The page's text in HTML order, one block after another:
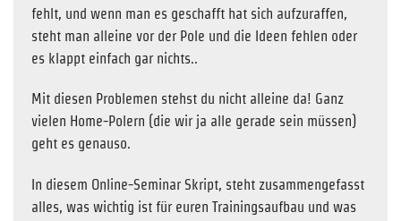
fehlt, und wenn man es geschafft hat sich aufzuraffen,
steht man alleine vor der Pole und die Ideen fehlen oder
es klappt einfach gar nichts..
Mit diesen Problemen stehst du nicht alleine da! Ganz
vielen Home-Polern (die wir ja alle gerade sein müssen)
geht es genauso.
In diesem Online-Seminar Skript, steht zusammengefasst
alles, was wichtig ist für euren Trainingsaufbau und was